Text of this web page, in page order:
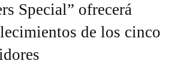
Special” ofrecerá
de los cinco